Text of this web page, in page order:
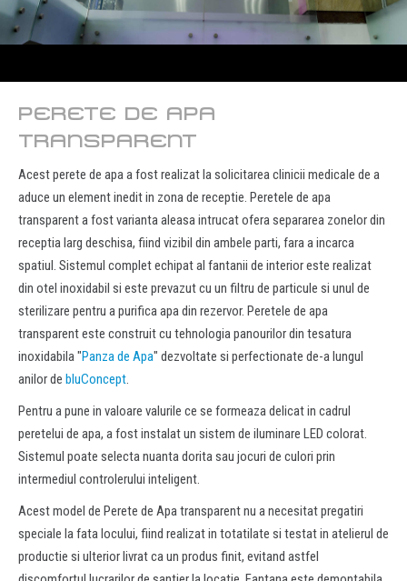
PERETE DE APA
TRANSPARENT
Acest perete de apa a fost realizat la solicitarea clinicii medicale de a
aduce un element inedit in zona de receptie. Peretele de apa
transparent a fost varianta aleasa intrucat ofera separarea zonelor din
receptia larg deschisa, fiind vizibil din ambele parti, fara a incarca
spatiul. Sistemul complet echipat al fantanii de interior este realizat
din otel inoxidabil si este prevazut cu un filtru de particule si unul de
sterilizare pentru a purifica apa din rezervor. Peretele de apa
transparent este construit cu tehnologia panourilor din tesatura
inoxidabila "Panza de Apa" dezvoltate si perfectionate de-a lungul
anilor de bluConcept.
Pentru a pune in valoare valurile ce se formeaza delicat in cadrul
peretelui de apa, a fost instalat un sistem de iluminare LED colorat.
Sistemul poate selecta nuanta dorita sau jocuri de culori prin
intermediul controlerului inteligent.
Acest model de Perete de Apa transparent nu a necesitat pregatiri
speciale la fata locului, fiind realizat in totatilate si testat in atelierul de
productie si ulterior livrat ca un produs finit, evitand astfel